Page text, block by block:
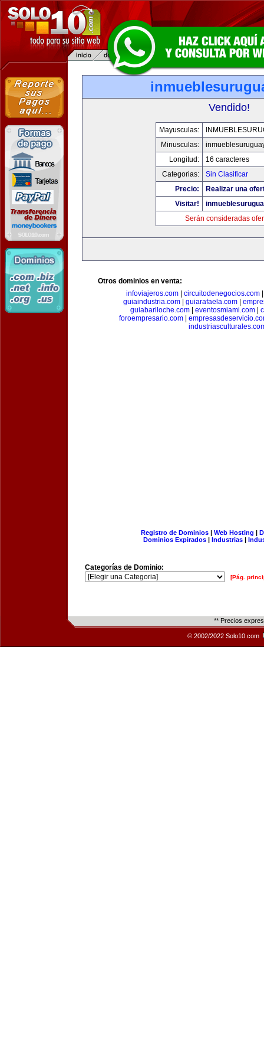
Vendido!
Mayusculas:
Minusculas:
Longitud:
16 caracteres
Categorias:
Sin Clasificar
Precio:
Realizar una
Visitar!
Serán consideradas
Otros dominios en venta:
infoviajeros.com
circuitodenegocios.com
guiaindustria.com
guiarafaela.com
guiabariloche.com
eventosmiami.com
foroempresario.com|
Registro de Dominios| Web Hosting |
Dominios Expirados | Industrias |
Categorías de Dominio:
[Pág.
** Precios
© 2002/2022 Solo10.com